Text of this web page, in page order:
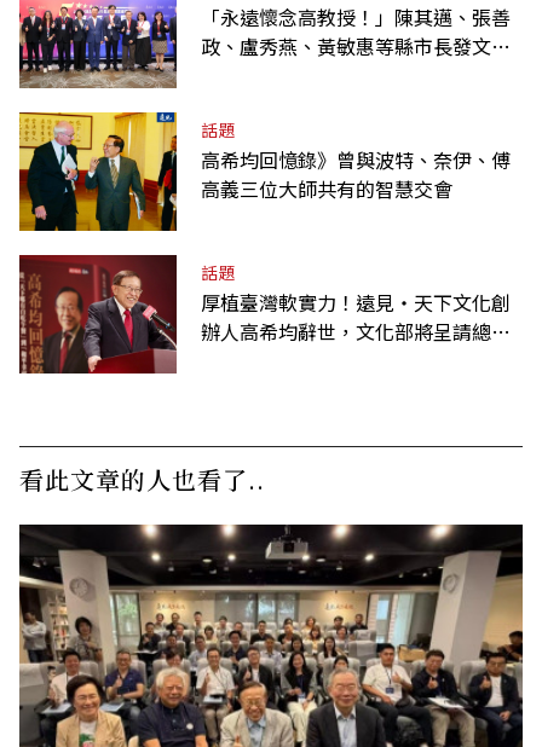
「永遠懷念高教授！」陳其邁、張善
政、盧秀燕、黃敏惠等縣市長發文弔
話題
高希均回憶錄》曾與波特、奈伊、傅
高義三位大師共有的智慧交會
話題
厚植臺灣軟實力！遠見‧天下文化創
辦人高希均辭世，文化部將呈請總統
看此文章的人也看了..